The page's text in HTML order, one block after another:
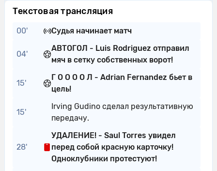
Текстовая трансляция
00' Судья начинает матч
04'
АВТОГОЛ - Luis Rodriguez отправил
мяч в сетку собственных ворот!
15'
Г О О О О Л - Adrian Fernandez бьет в
цель!
15'
Irving Gudino сделал результативную
передачу.
28'
УДАЛЕНИЕ! - Saul Torres увидел
перед собой красную карточку!
Одноклубники протестуют!